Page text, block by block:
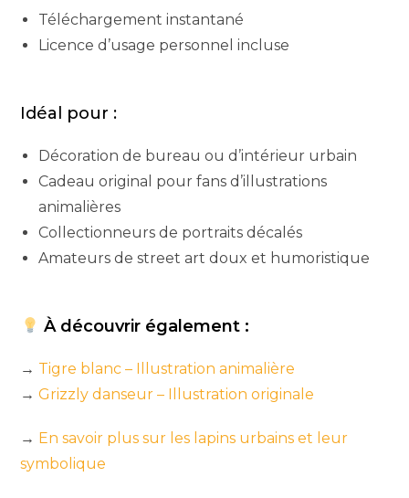
Téléchargement instantané
Licence d’usage personnel incluse
Idéal pour :
Décoration de bureau ou d’intérieur urbain
Cadeau original pour fans d’illustrations
animalières
Collectionneurs de portraits décalés
Amateurs de street art doux et humoristique
À découvrir également :
→ Tigre blanc – Illustration animalière
→Grizzly danseur – Illustration originale
→ En savoir plus sur les lapins urbains et leur
symbolique